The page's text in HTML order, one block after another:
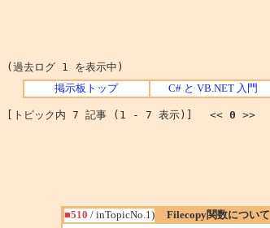
(過去ログ 1 を表示中)
掲示板トップ C# と VB.NET 入門
[トピック内 7 記事 (1 - 7 表示)] << 0 >>
■510 / inTopicNo.1)
Filecopy関数について